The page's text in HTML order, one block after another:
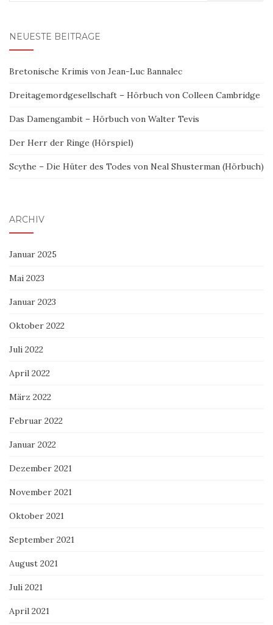
NEUESTE BEITRÄGE
Bretonische Krimis von Jean-Luc Bannalec
Dreitagemordgesellschaft – Hörbuch von Colleen Cambridge
Das Damengambit – Hörbuch von Walter Tevis
Der Herr der Ringe (Hörspiel)
Scythe – Die Hüter des Todes von Neal Shusterman (Hörbuch)
ARCHIV
Januar 2025
Mai 2023
Januar 2023
Oktober 2022
Juli 2022
April 2022
März 2022
Februar 2022
Januar 2022
Dezember 2021
November 2021
Oktober 2021
September 2021
August 2021
Juli 2021
April 2021